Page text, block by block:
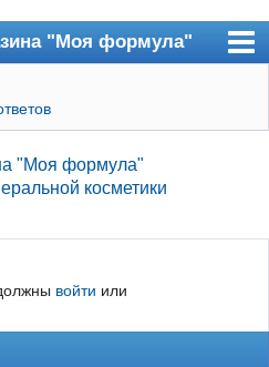
"Моя формула"
"Моя формула"
косметики
войти или